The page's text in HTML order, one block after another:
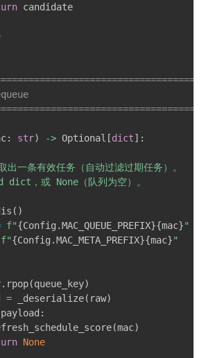
candidate
: str) -> Optional [dict] :
出一条有效任务（自动过滤过期任务）。
dict，或 None（队列为空）。
( )
f"{Config .MAC_QUEUE_PREFIX}{mac}"
f"{Config .MAC_META_PREFIX}{mac}"
. rpop(queue_key)
= _deserialize( raw)
payload :
(mac)
None